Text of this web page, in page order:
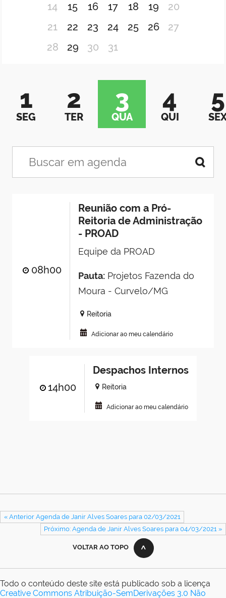
14
15 16 17 18 19
20
21
22 23 24 25 26
27
28
29 30 31
1
SEG
2
TER
3
QUA
4
QUI
5
08h00
Reunião com a Pró-
Reitoria de Administração
- PROAD
Equipe da PROAD
Pauta:Projetos Fazenda do
Moura - Curvelo/MG
Reitoria
Adicionar ao meu calendário
14h00
Despachos Internos
Reitoria
Adicionar ao meu calendário
« Anterior Agenda de Janir Alves Soares para 02/03/2021
Próximo: Agenda de Janir Alves Soares para 04/03/2021 »
VOLTAR AO TOPO
Todo o conteúdo deste site está publicado sob a licença
Creative Commons Atribuição-SemDerivações 3.0 Não